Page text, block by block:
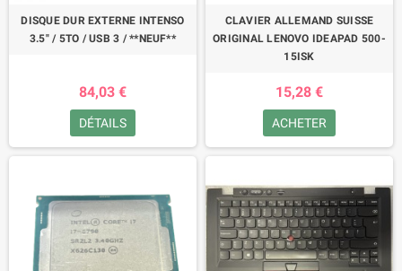
DISQUE DUR EXTERNE INTENSO
3.5" / 5TO / USB 3 / **NEUF**
84,03 €
DÉTAILS
CLAVIER ALLEMAND SUISSE
ORIGINAL LENOVO IDEAPAD 500-
15ISK
15,28 €
ACHETER